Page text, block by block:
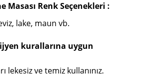
Masası Renk Seçenekleri :
lake, maun vb.
kurallarına uygun
lekesiz ve temiz kullanınız.